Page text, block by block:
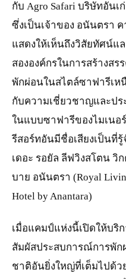
กับ Agro Safari บริษัทอัน
ซึ่งเป็นเจ้าของ อนันตรา
แสดงให้เห็นถึงวิสัยทัศน์แ
สององค์กรในการสร้างส
พักผ่อนในสไตล์ซาฟารีเ
กับความเชี่ยวชาญและป
ในแบบซาฟารีของไมเนอ
รีสอร์ทอันมีชื่อเสียงเป็นที่
เดอะ รอยัล ลีฟวิงสโตน วิ
บาย อนันตรา (Royal
Hotel by Anantara)
เมื่อแคมป์แห่งนี้เปิดให้บริ
สัมผัสประสบการณ์การพัก
ชาติอันยิ่งใหญ่ที่เต็มไปด้